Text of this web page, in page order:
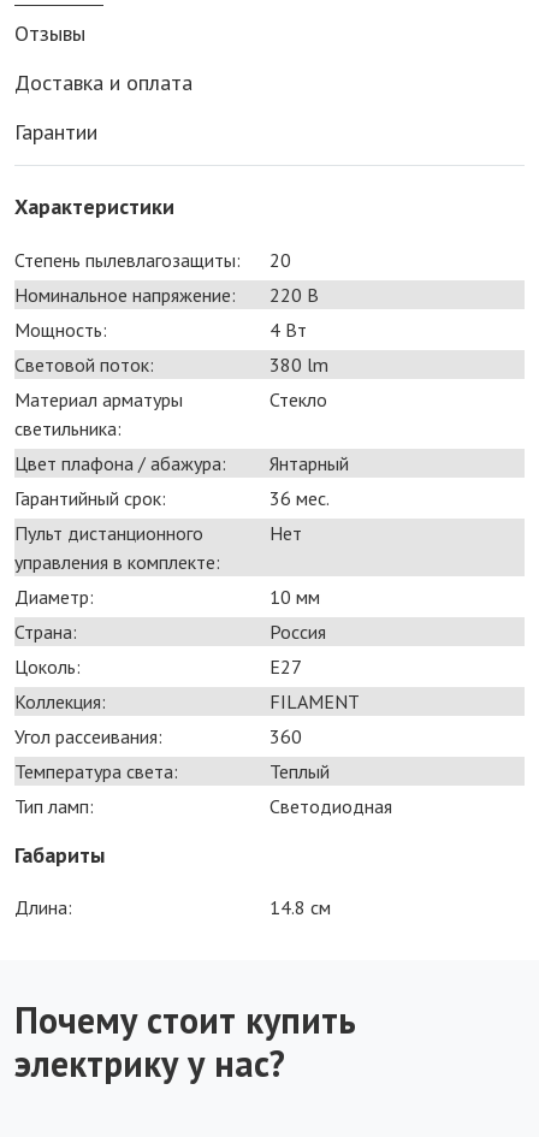
Отзывы
Доставка и оплата
Гарантии
Характеристики
Степень пылевлагозащиты:
20
Номинальное напряжение:
220 В
Мощность:
4 Bт
Световой поток:
380 lm
Материал арматуры
светильника:
Стекло
Цвет плафона / абажура:
Янтарный
Гарантийный срок:
36 мес.
Пульт дистанционного
управления в комплекте:
Нет
Диаметр:
10 мм
Страна:
Россия
Цоколь:
E27
Коллекция:
FILAMENT
Угол рассеивания:
360
Температура света:
Теплый
Тип ламп:
Светодиодная
Габариты
Длина: 14.8 см
Почему стоит купить
электрику у нас?